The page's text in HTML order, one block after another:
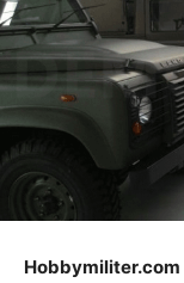
Hobbymiliter.com